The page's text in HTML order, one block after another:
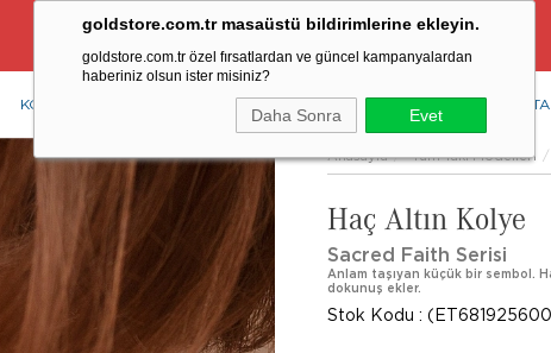
goldstore.com.tr masaüstü bildirimlerine ekleyin.
goldstore.com.tr özel fırsatlardan ve güncel kampanyalardan
haberiniz olsun ister misiniz?
Daha Sonra Evet
Ücretsiz Aynı Gün Kargo Fırsatı
KOLYE BİLEKLİK RENKLİ TAŞLAR PIRLANTA
Anasayfa Tüm Takı Modelleri
Haç Altın Kolye
Sacred Faith Serisi
Anlam taşıyan küçük bir sembol.
dokunuş ekler.
Stok Kodu